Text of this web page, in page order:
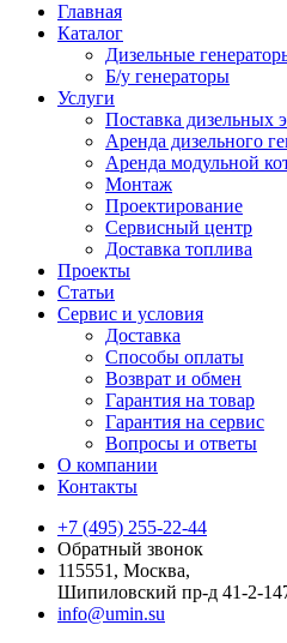
Главная
Каталог
Дизельные
Б/у генераторы
Услуги
Поставка дизельных
Аренда дизельного
Аренда модульной
Монтаж
Проектирование
Сервисный центр
Доставка топлива
Проекты
Статьи
Сервис и условия
Доставка
Способы оплаты
Возврат и обмен
Гарантия на товар
Гарантия на сервис
Вопросы и ответы
О компании
Контакты
+7 (495) 255-22-44
Обратный звонок
115551, Москва,
Шипиловский пр-д 41-2-
info@umin.su